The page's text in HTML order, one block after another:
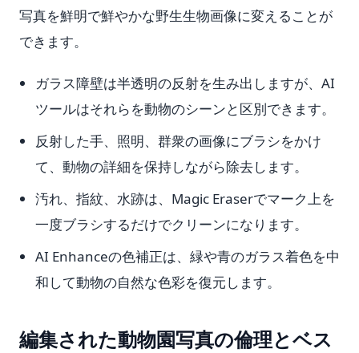
写真を鮮明で鮮やかな野生生物画像に変えることが
できます。
ガラス障壁は半透明の反射を生み出しますが、AI
ツールはそれらを動物のシーンと区別できます。
反射した手、照明、群衆の画像にブラシをかけ
て、動物の詳細を保持しながら除去します。
汚れ、指紋、水跡は、Magic Eraserでマーク上を
一度ブラシするだけでクリーンになります。
AI Enhanceの色補正は、緑や青のガラス着色を中
和して動物の自然な色彩を復元します。
編集された動物園写真の倫理とベス